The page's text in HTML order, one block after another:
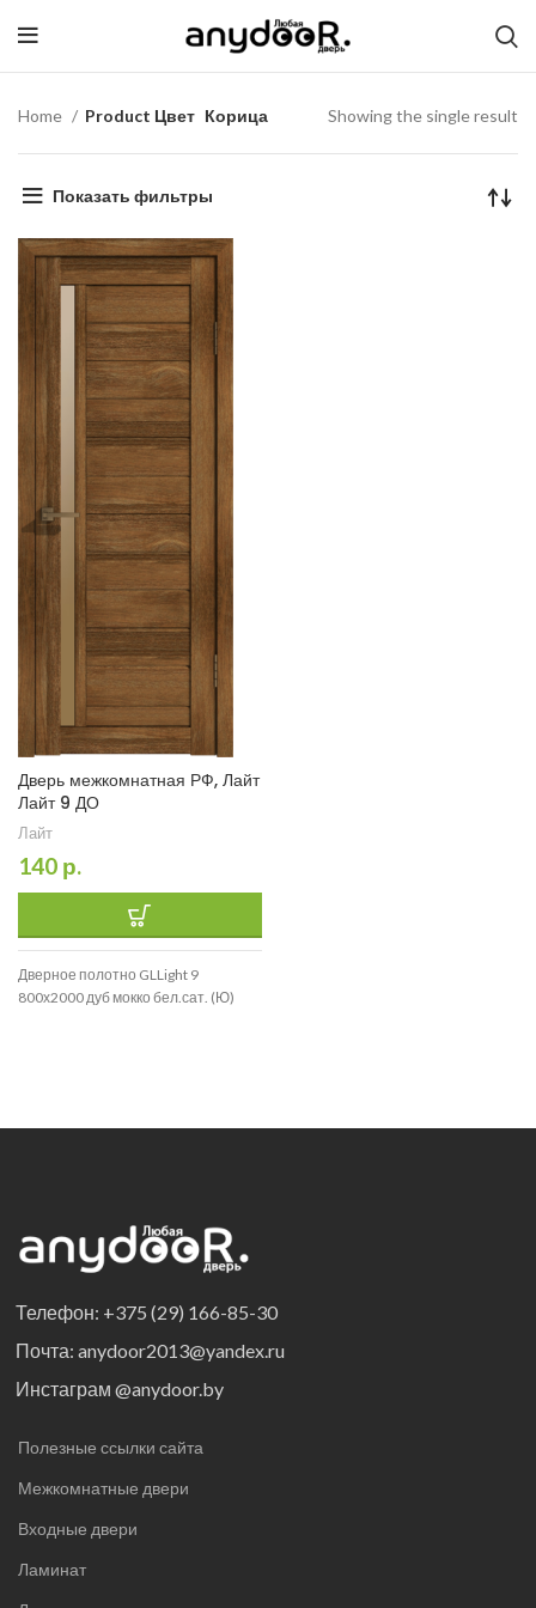
Home Product Цвет Корица Showing the single result
Показать фильтры
Дверь межкомнатная РФ, Лайт
Лайт 9 ДО
Лайт
140 р.
Дверное полотно GLLight 9
800х2000 дуб мокко бел.сат. (Ю)
Телефон: +375 (29) 166-85-30
Почта: anydoor2013@yandex.ru
Инстаграм @anydoor.by
Полезные ссылки сайта
Межкомнатные двери
Входные двери
Ламинат